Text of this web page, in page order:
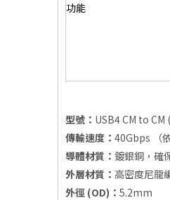
功能
型號： USB4 CM to CM
傳輸速度： 40Gbps （
導體材質： 鍍銀銅，確
外層材質： 高密度尼龍
外徑 (OD)： 5.2mm